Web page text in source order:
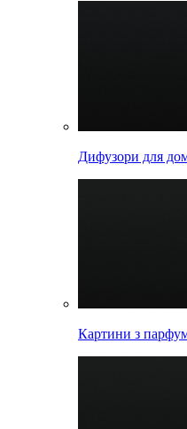
Дифузори для
Картини з